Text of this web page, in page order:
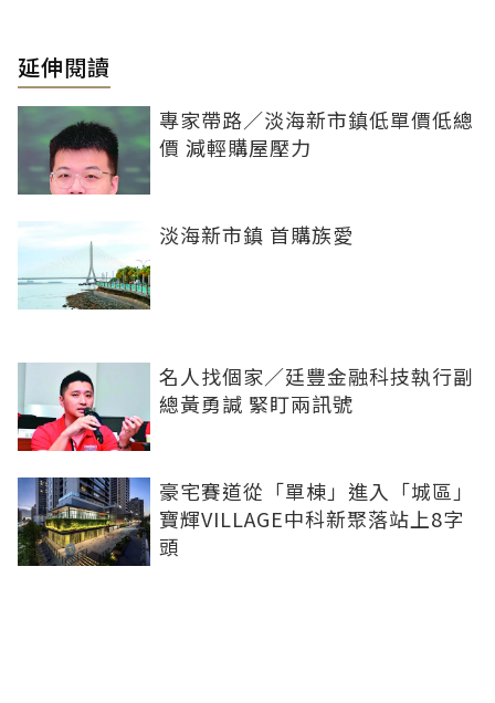
延伸閱讀
專家帶路／淡海新市鎮低單價低總
價 減輕購屋壓力
淡海新市鎮 首購族愛
名人找個家／廷豐金融科技執行副
總黃勇諴 緊盯兩訊號
豪宅賽道從「單棟」進入「城區」
寶輝VILLAGE中科新聚落站上8字
頭